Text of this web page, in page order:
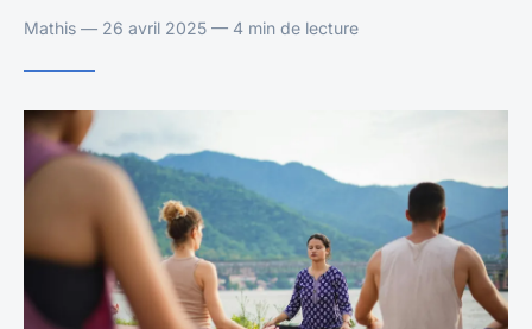
Mathis — 26 avril 2025 — 4 min de lecture